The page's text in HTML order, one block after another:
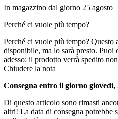
In magazzino dal giorno 25 agosto
Perché ci vuole più tempo?
Perché ci vuole più tempo? Questo
disponibile, ma lo sarà presto. Puoi
adesso: il prodotto verrà spedito
Chiudere la nota
Consegna entro il giorno giovedì,
Di questo articolo sono rimasti
altri! La data di consegna potrebbe